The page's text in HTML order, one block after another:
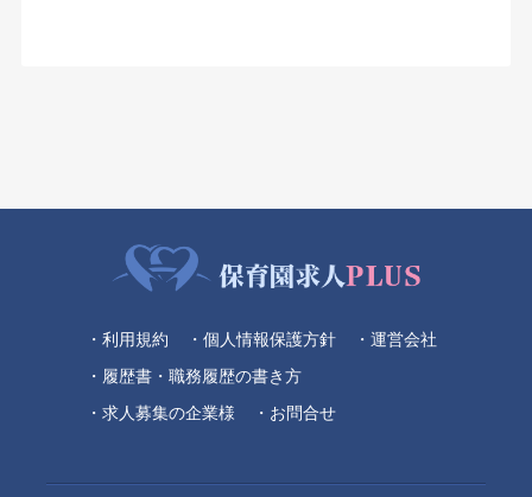
・利用規約 ・個人情報保護方針
・運営会社
・履歴書・職務履歴の書き方
・求人募集の企業様
・お問合せ